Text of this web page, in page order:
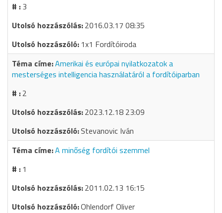
3
2016.03.17 08:35
1x1 Fordítóiroda
Amerikai és európai nyilatkozatok a
mesterséges intelligencia használatáról a fordítóiparban
2
2023.12.18 23:09
Stevanovic Iván
A minőség fordítói szemmel
1
2011.02.13 16:15
Ohlendorf Oliver